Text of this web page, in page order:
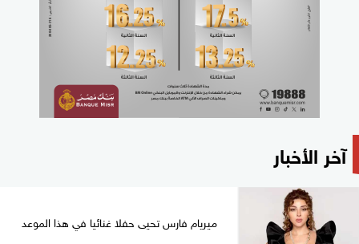
آخر الأخبار
ميريام فارس تحيى حفلا غنائيا في هذا الموعد